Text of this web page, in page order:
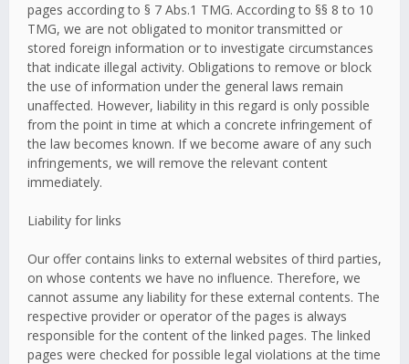
pages according to § 7 Abs.1 TMG. According to §§ 8 to 10
TMG, we are not obligated to monitor transmitted or
stored foreign information or to investigate circumstances
that indicate illegal activity. Obligations to remove or block
the use of information under the general laws remain
unaffected. However, liability in this regard is only possible
from the point in time at which a concrete infringement of
the law becomes known. If we become aware of any such
infringements, we will remove the relevant content
immediately.
Liability for links
Our offer contains links to external websites of third parties,
on whose contents we have no influence. Therefore, we
cannot assume any liability for these external contents. The
respective provider or operator of the pages is always
responsible for the content of the linked pages. The linked
pages were checked for possible legal violations at the time